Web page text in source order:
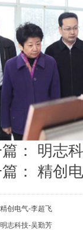
篇： 明志
： 精创
精创电气-李超飞
明志科技-吴勤芳